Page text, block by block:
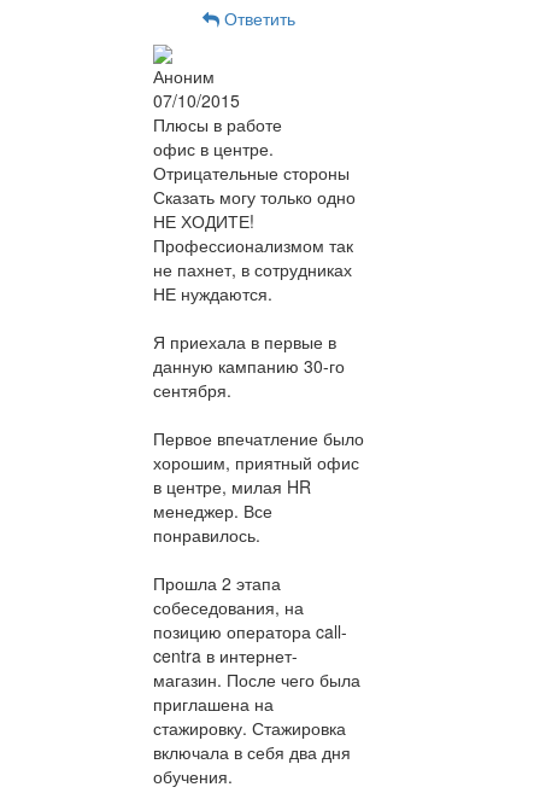
Ответить
Аноним
07/10/2015
Плюсы в работе
офис в центре.
Отрицательные стороны
Сказать могу только одно
НЕ ХОДИТЕ!
Профессионализмом так
не пахнет, в сотрудниках
НЕ нуждаются.
Я приехала в первые в
данную кампанию 30-го
сентября.
Первое впечатление было
хорошим, приятный офис
в центре, милая HR
менеджер. Все
понравилось.
Прошла 2 этапа
собеседования, на
позицию оператора call-
centra в интернет-
магазин. После чего была
приглашена на
стажировку. Стажировка
включала в себя два дня
обучения.